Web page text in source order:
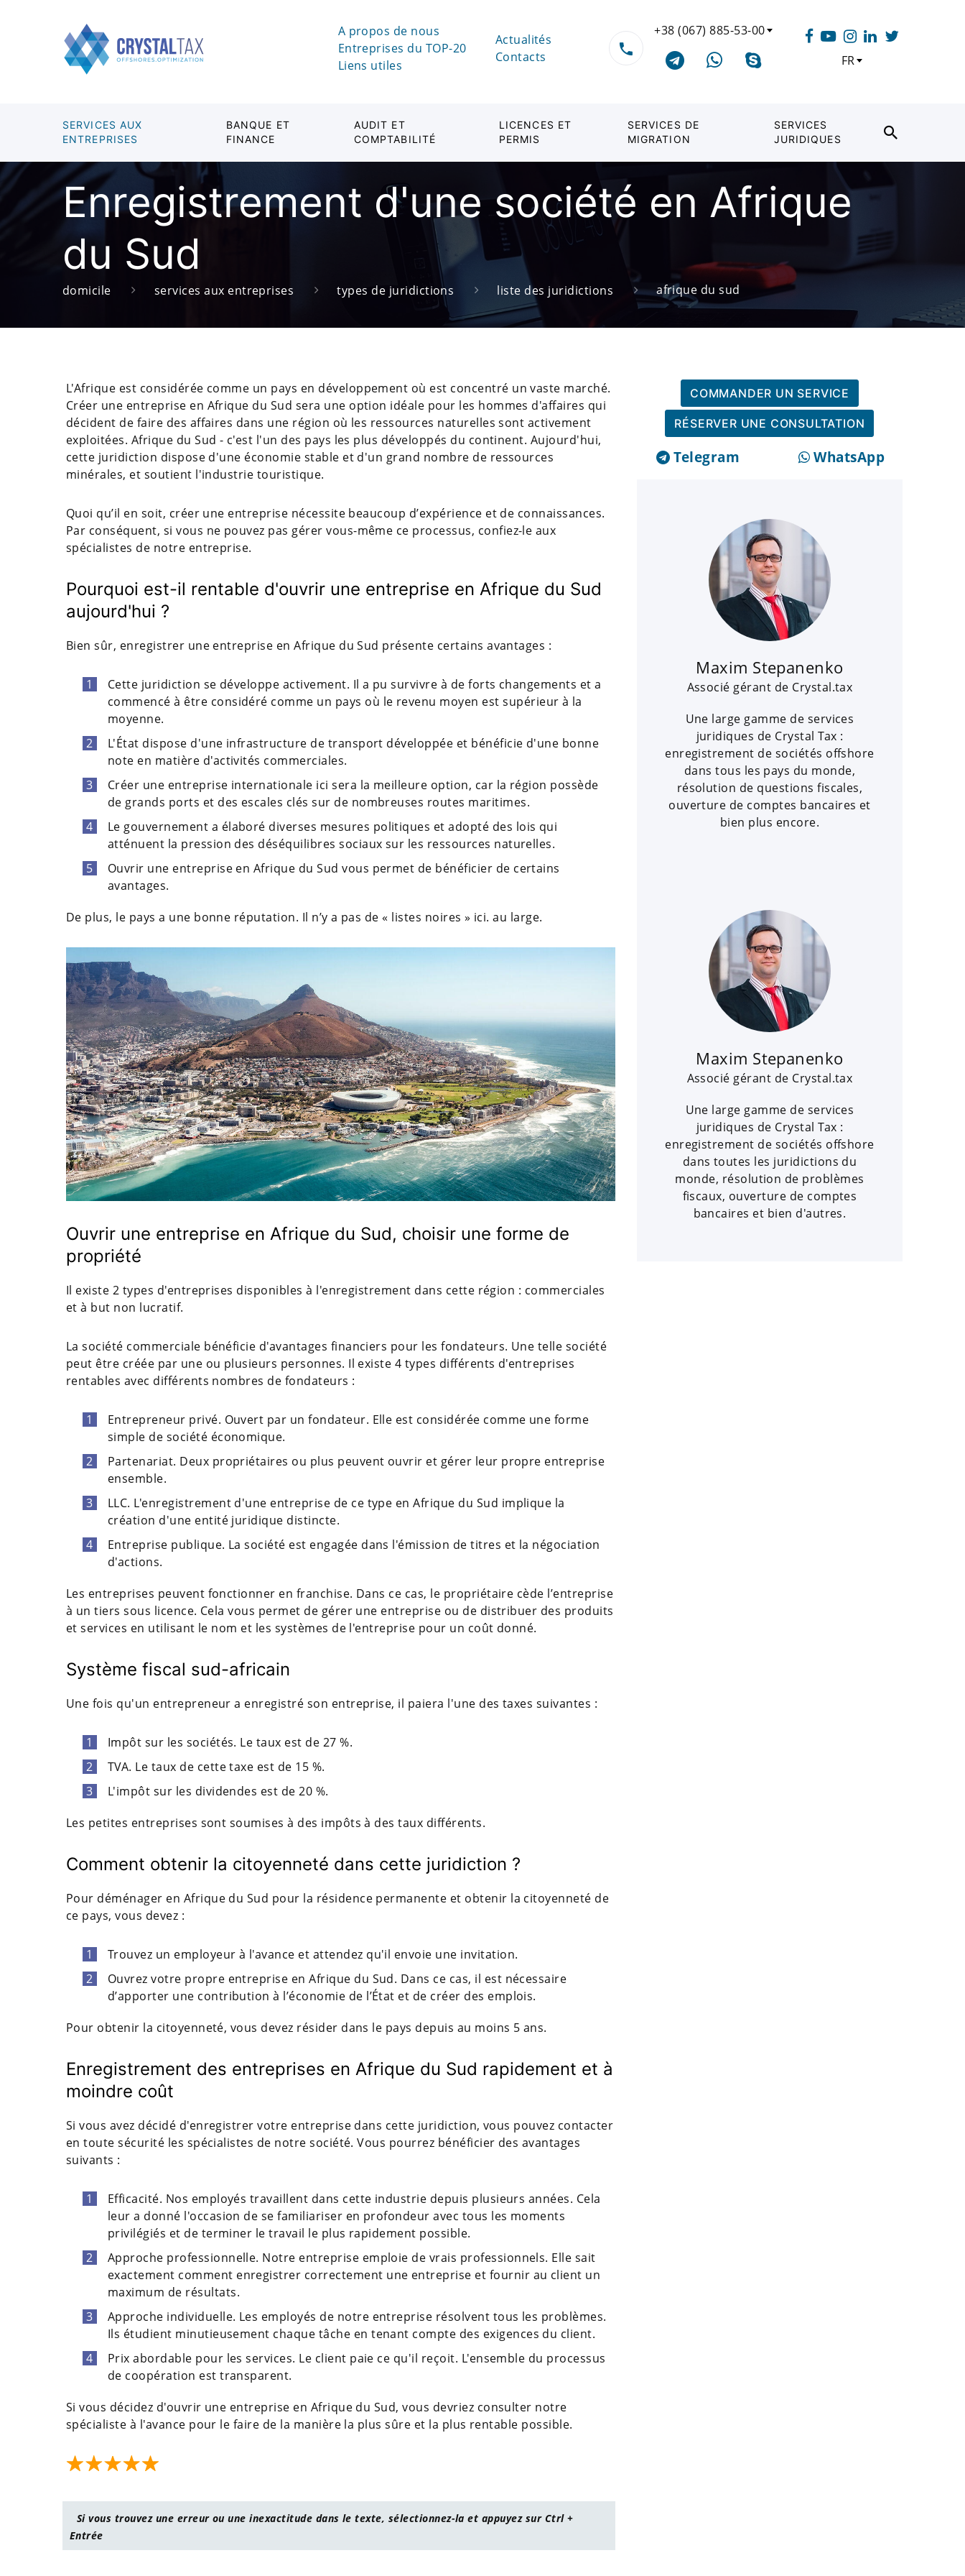
A propos de nous
Entreprises du TOP-20
Liens utiles
Actualités
Contacts
+38 (067) 885-53-00
FR
SERVICES AUX
ENTREPRISES
BANQUE ET
FINANCE
AUDIT ET
COMPTABILITÉ
LICENCES ET
PERMIS
SERVICES DE
MIGRATION
SERVICES
JURIDIQUES
Enregistrement d'une société en Afrique
du Sud
domicile services aux entreprises types de juridictions liste des juridictions afrique du sud
L'Afrique est considérée comme un pays en développement où est concentré un vaste marché.
Créer une entreprise en Afrique du Sud sera une option idéale pour les hommes d'affaires qui
décident de faire des affaires dans une région où les ressources naturelles sont activement
exploitées. Afrique du Sud - c'est l'un des pays les plus développés du continent. Aujourd'hui,
cette juridiction dispose d'une économie stable et d'un grand nombre de ressources
minérales, et soutient l'industrie touristique.
Quoi qu’il en soit, créer une entreprise nécessite beaucoup d’expérience et de connaissances.
Par conséquent, si vous ne pouvez pas gérer vous-même ce processus, confiez-le aux
spécialistes de notre entreprise.
Pourquoi est-il rentable d'ouvrir une entreprise en Afrique du Sud
aujourd'hui ?
Bien sûr, enregistrer une entreprise en Afrique du Sud présente certains avantages :
Cette juridiction se développe activement. Il a pu survivre à de forts changements et a
commencé à être considéré comme un pays où le revenu moyen est supérieur à la
moyenne.
L'État dispose d'une infrastructure de transport développée et bénéficie d'une bonne
note en matière d'activités commerciales.
Créer une entreprise internationale ici sera la meilleure option, car la région possède
de grands ports et des escales clés sur de nombreuses routes maritimes.
Le gouvernement a élaboré diverses mesures politiques et adopté des lois qui
atténuent la pression des déséquilibres sociaux sur les ressources naturelles.
Ouvrir une entreprise en Afrique du Sud vous permet de bénéficier de certains
avantages.
De plus, le pays a une bonne réputation. Il n’y a pas de « listes noires » ici. au large.
Ouvrir une entreprise en Afrique du Sud, choisir une forme de
propriété
Il existe 2 types d'entreprises disponibles à l'enregistrement dans cette région : commerciales
et à but non lucratif.
La société commerciale bénéficie d'avantages financiers pour les fondateurs. Une telle société
peut être créée par une ou plusieurs personnes. Il existe 4 types différents d'entreprises
rentables avec différents nombres de fondateurs :
Entrepreneur privé. Ouvert par un fondateur. Elle est considérée comme une forme
simple de société économique.
Partenariat. Deux propriétaires ou plus peuvent ouvrir et gérer leur propre entreprise
ensemble.
LLC. L'enregistrement d'une entreprise de ce type en Afrique du Sud implique la
création d'une entité juridique distincte.
Entreprise publique. La société est engagée dans l'émission de titres et la négociation
d'actions.
Les entreprises peuvent fonctionner en franchise. Dans ce cas, le propriétaire cède l’entreprise
à un tiers sous licence. Cela vous permet de gérer une entreprise ou de distribuer des produits
et services en utilisant le nom et les systèmes de l'entreprise pour un coût donné.
Système fiscal sud-africain
Une fois qu'un entrepreneur a enregistré son entreprise, il paiera l'une des taxes suivantes :
Impôt sur les sociétés. Le taux est de 27 %.
TVA. Le taux de cette taxe est de 15 %.
L'impôt sur les dividendes est de 20 %.
Les petites entreprises sont soumises à des impôts à des taux différents.
Comment obtenir la citoyenneté dans cette juridiction ?
Pour déménager en Afrique du Sud pour la résidence permanente et obtenir la citoyenneté de
ce pays, vous devez :
Trouvez un employeur à l'avance et attendez qu'il envoie une invitation.
Ouvrez votre propre entreprise en Afrique du Sud. Dans ce cas, il est nécessaire
d’apporter une contribution à l’économie de l’État et de créer des emplois.
Pour obtenir la citoyenneté, vous devez résider dans le pays depuis au moins 5 ans.
Enregistrement des entreprises en Afrique du Sud rapidement et à
moindre coût
Si vous avez décidé d'enregistrer votre entreprise dans cette juridiction, vous pouvez contacter
en toute sécurité les spécialistes de notre société. Vous pourrez bénéficier des avantages
suivants :
Efficacité. Nos employés travaillent dans cette industrie depuis plusieurs années. Cela
leur a donné l'occasion de se familiariser en profondeur avec tous les moments
privilégiés et de terminer le travail le plus rapidement possible.
Approche professionnelle. Notre entreprise emploie de vrais professionnels. Elle sait
exactement comment enregistrer correctement une entreprise et fournir au client un
maximum de résultats.
Approche individuelle. Les employés de notre entreprise résolvent tous les problèmes.
Ils étudient minutieusement chaque tâche en tenant compte des exigences du client.
Prix abordable pour les services. Le client paie ce qu'il reçoit. L'ensemble du processus
de coopération est transparent.
Si vous décidez d'ouvrir une entreprise en Afrique du Sud, vous devriez consulter notre
spécialiste à l'avance pour le faire de la manière la plus sûre et la plus rentable possible.
Si vous trouvez une erreur ou une inexactitude dans le texte, sélectionnez-la et appuyez sur Ctrl +
Entrée
COMMANDER UN SERVICE
RÉSERVER UNE CONSULTATION
Telegram WhatsApp
Maxim Stepanenko
Associé gérant de Crystal.tax
Une large gamme de services
juridiques de Crystal Tax :
enregistrement de sociétés offshore
dans tous les pays du monde,
résolution de questions fiscales,
ouverture de comptes bancaires et
bien plus encore.
Maxim Stepanenko
Associé gérant de Crystal.tax
Une large gamme de services
juridiques de Crystal Tax :
enregistrement de sociétés offshore
dans toutes les juridictions du
monde, résolution de problèmes
fiscaux, ouverture de comptes
bancaires et bien d'autres.